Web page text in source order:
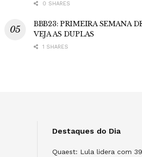
0 SHARES
BBB23: PRIMEIRA SEMANA
VEJA AS DUPLAS
1 SHARES
Destaques do Dia
Quaest: Lula lidera com